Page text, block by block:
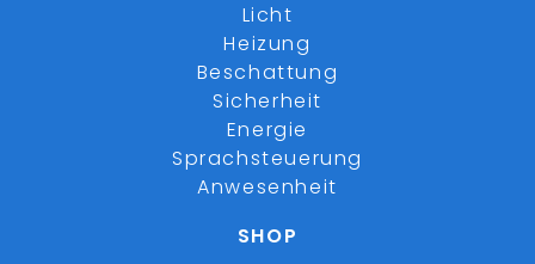
Licht
Heizung
Beschattung
Sicherheit
Energie
Sprachsteuerung
Anwesenheit
SHOP